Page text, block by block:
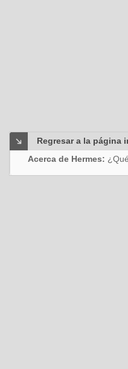
Regresar a la página
Acerca de Hermes: